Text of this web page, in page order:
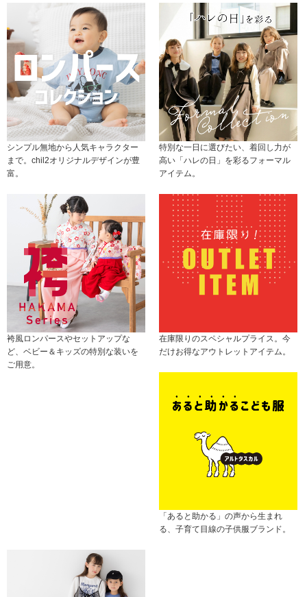
シンプル無地から人気キャラクター
まで。chil2オリジナルデザインが豊
富。
特別な一日に選びたい、着回し力が
高い「ハレの日」を彩るフォーマル
アイテム。
袴風ロンパースやセットアップな
ど、ベビー＆キッズの特別な装いを
ご用意。
在庫限りのスペシャルプライス。今
だけお得なアウトレットアイテム。
「あると助かる」の声から生まれ
る、子育て目線の子供服ブランド。